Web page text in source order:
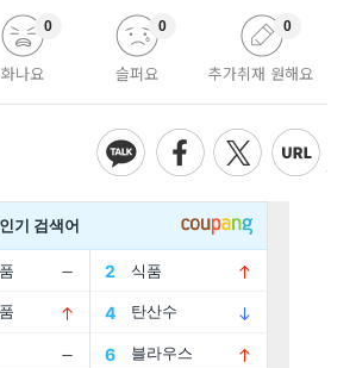
화나요
0
슬퍼요
0
추가취재 원해요
0